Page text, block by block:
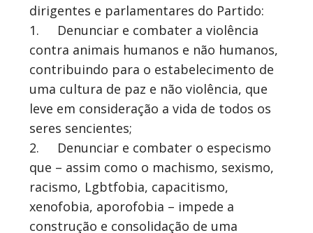
dirigentes e parlamentares do Partido:
1.
Denunciar e combater a violência
contra animais humanos e não humanos,
contribuindo para o estabelecimento de
uma cultura de paz e não violência, que
leve em consideração a vida de todos os
seres sencientes;
2.
Denunciar e combater o especismo
que – assim como o machismo, sexismo,
racismo, Lgbtfobia, capacitismo,
xenofobia, aporofobia – impede a
construção e consolidação de uma